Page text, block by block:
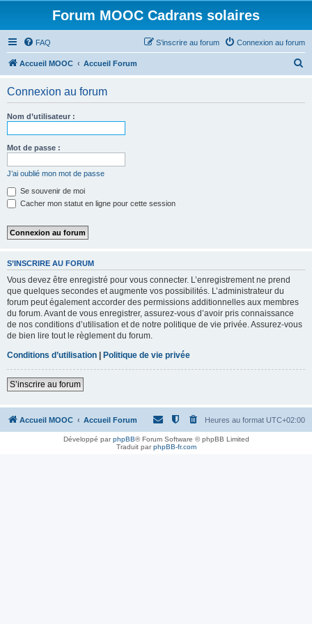
Forum MOOC Cadrans solaires
FAQ Connexion au forum
S’inscrire au forum
Accueil MOOC Accueil Forum
Connexion au forum
Nom d’utilisateur :
Mot de passe :
J’ai oublié mon mot de passe
Se souvenir de moi
Cacher mon statut en ligne pour cette session
S’INSCRIRE AU FORUM
Vous devez être enregistré pour vous connecter. L’enregistrement ne prend
que quelques secondes et augmente vos possibilités. L’administrateur du
forum peut également accorder des permissions additionnelles aux membres
du forum. Avant de vous enregistrer, assurez-vous d’avoir pris connaissance
de nos conditions d’utilisation et de notre politique de vie privée. Assurez-vous
de bien lire tout le règlement du forum.
Conditions d’utilisation | Politique de vie privée
S’inscrire au forum
Accueil MOOC Accueil Forum Heures au format UTC+02:00
Développé parphpBB® Forum Software © phpBB Limited
Traduit parphpBB-fr.com